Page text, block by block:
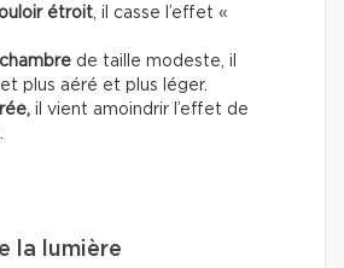
étroit, il casse l’effet «
chambre de taille modeste, il
plus aéré et plus léger.
il vient amoindrir l’effet de
la lumière